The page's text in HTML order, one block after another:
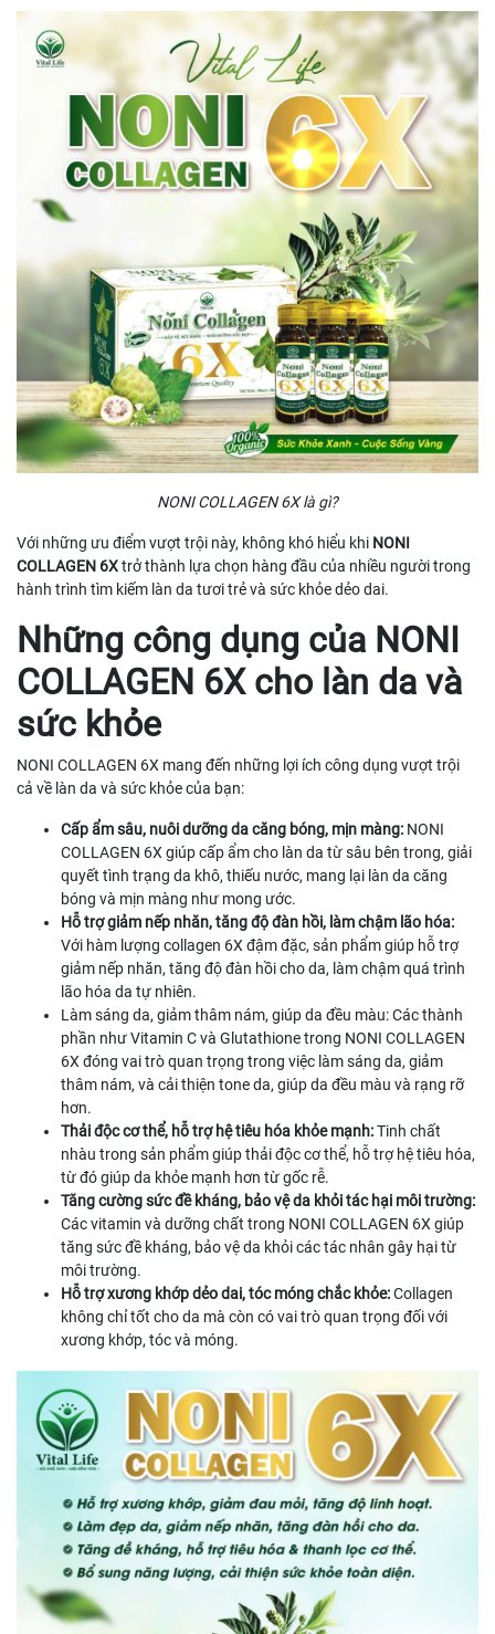
NONI COLLAGEN 6X là gì?
Với những ưu điểm vượt trội này, không khó hiểu khi NONI
COLLAGEN 6Xtrở thành lựa chọn hàng đầu của nhiều người trong
hành trình tìm kiếm làn da tươi trẻ và sức khỏe dẻo dai.
Những công dụng của NONI
COLLAGEN 6X cho làn da và
sức khỏe
NONI COLLAGEN 6X mang đến những lợi ích công dụng vượt trội
cả về làn da và sức khỏe của bạn:
Cấp ẩm sâu, nuôi dưỡng da căng bóng, mịn màng: NONI
COLLAGEN 6X giúp cấp ẩm cho làn da từ sâu bên trong, giải
quyết tình trạng da khô, thiếu nước, mang lại làn da căng
bóng và mịn màng như mong ước.
Hỗ trợ giảm nếp nhăn, tăng độ đàn hồi, làm chậm lão hóa:
Với hàm lượng collagen 6X đậm đặc, sản phẩm giúp hỗ trợ
giảm nếp nhăn, tăng độ đàn hồi cho da, làm chậm quá trình
lão hóa da tự nhiên.
Làm sáng da, giảm thâm nám, giúp da đều màu: Các thành
phần như Vitamin C và Glutathione trong NONI COLLAGEN
6X đóng vai trò quan trọng trong việc làm sáng da, giảm
thâm nám, và cải thiện tone da, giúp da đều màu và rạng rỡ
hơn.
Thải độc cơ thể, hỗ trợ hệ tiêu hóa khỏe mạnh:Tinh chất
nhàu trong sản phẩm giúp thải độc cơ thể, hỗ trợ hệ tiêu hóa,
từ đó giúp da khỏe mạnh hơn từ gốc rễ.
Tăng cường sức đề kháng, bảo vệ da khỏi tác hại môi trường:
Các vitamin và dưỡng chất trong NONI COLLAGEN 6X giúp
tăng sức đề kháng, bảo vệ da khỏi các tác nhân gây hại từ
môi trường.
Hỗ trợ xương khớp dẻo dai, tóc móng chắc khỏe:Collagen
không chỉ tốt cho da mà còn có vai trò quan trọng đối với
xương khớp, tóc và móng.